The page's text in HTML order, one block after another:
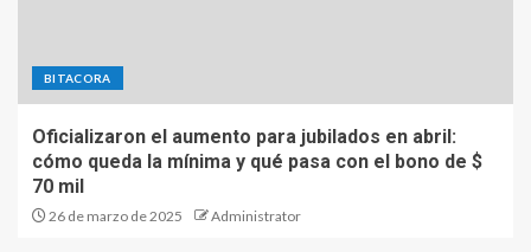
BITACORA
Oficializaron el aumento para jubilados en abril:
cómo queda la mínima y qué pasa con el bono de $
70 mil
26 de marzo de 2025 Administrator